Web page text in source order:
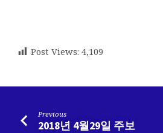
Post Views: 4,109
Previous
2018년 4월29일 주보